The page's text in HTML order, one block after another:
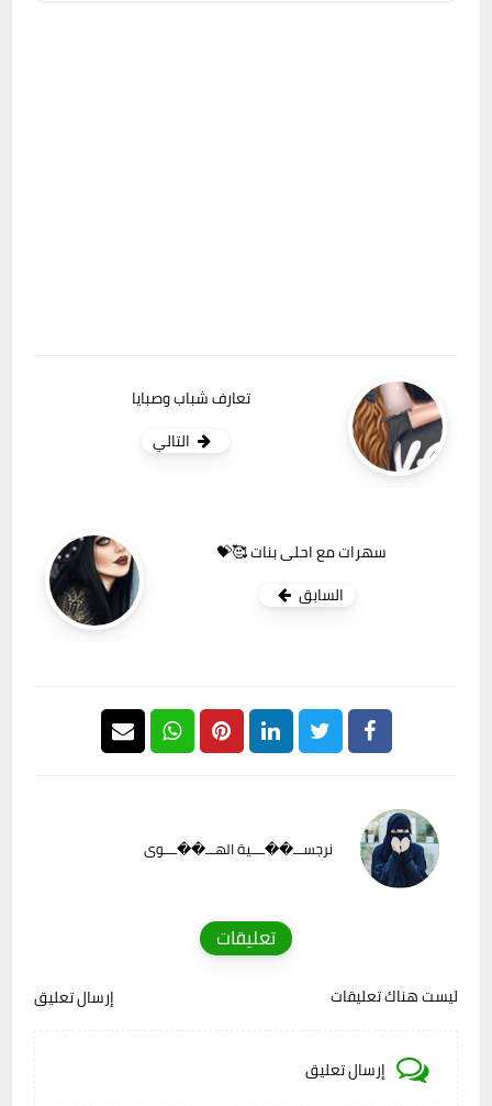
تعارف شباب وصبايا
التالي
سهرات مع احلى بنات 🥰💝
السابق
نرجســـ��ــــية الهـــ��ــــوى
تعليقات
ليست هناك تعليقات إرسال تعليق
إرسال تعليق